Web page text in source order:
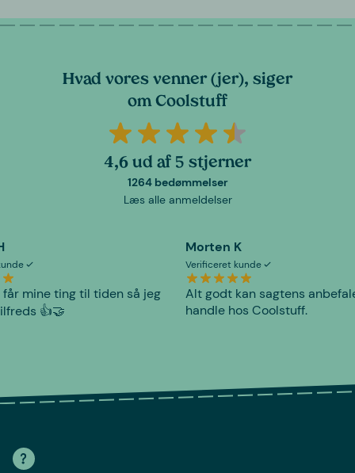
Hvad vores venner (jer), siger
om Coolstuff
4,6 ud af 5 stjerner
1264 bedømmelser
Læs alle anmeldelser
får mine ting til tiden så jeg
👍🤝
Morten K
Verificeret kunde
Alt godt kan sagtens
handle hos Coolstuff.